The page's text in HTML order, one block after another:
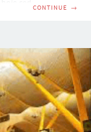
jà
CONTINUE →